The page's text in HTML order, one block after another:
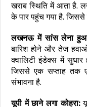
खराब स्थिति में आता है.
के पार पहुंच गया है.
लखनऊ में सांस लेना
बारिश होने और तेज
क्वालिटी इंडेक्स में सुधार
जिससे एक सप्ताह तक
संभावना है.
यूपी में छाने लगा कोहरा: